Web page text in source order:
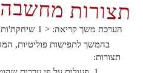
תצורות מחשבה
הערכת משך קריאה: < 1
בהמשך לתפישות פוליטיות,
תצורות: